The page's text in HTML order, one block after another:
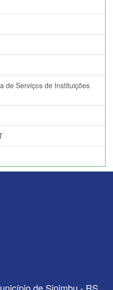
de Serviços de Instituições